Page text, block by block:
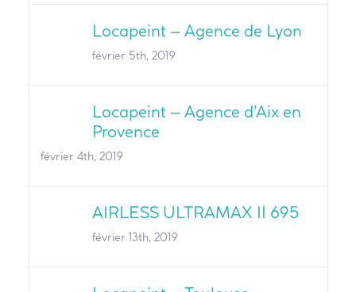
Locapeint – Agence de Lyon
février 5th, 2019
Locapeint – Agence d’Aix en
Provence
février 4th, 2019
AIRLESS ULTRAMAX II 695
février 13th, 2019